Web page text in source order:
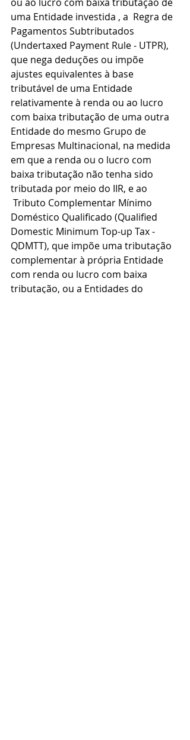
uma Entidade investida , a  Regra de
Pagamentos Subtributados
(Undertaxed Payment Rule - UTPR),
que nega deduções ou impõe
ajustes equivalentes à base
tributável de uma Entidade
relativamente à renda ou ao lucro
com baixa tributação de uma outra
Entidade do mesmo Grupo de
Empresas Multinacional, na medida
em que a renda ou o lucro com
baixa tributação não tenha sido
tributada por meio do IIR, e ao
Tributo Complementar Mínimo
Doméstico Qualificado (Qualified
Domestic Minimum Top-up Tax -
QDMTT), que impõe uma tributação
complementar à própria Entidade
com renda ou lucro com baixa
tributação, ou a Entidades do